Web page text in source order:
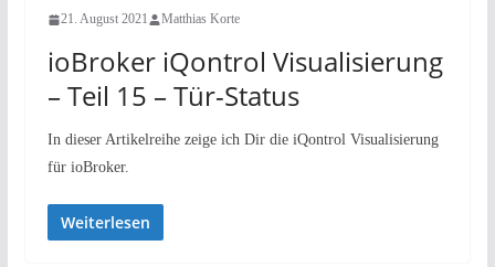
21. August 2021 Matthias Korte
ioBroker iQontrol Visualisierung
– Teil 15 – Tür-Status
In dieser Artikelreihe zeige ich Dir die iQontrol Visualisierung
für ioBroker.
Weiterlesen